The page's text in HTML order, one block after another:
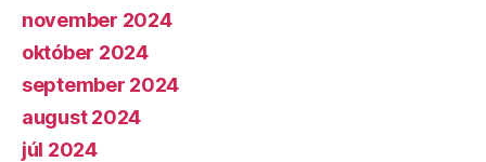
november 2024
október 2024
september 2024
august 2024
júl 2024